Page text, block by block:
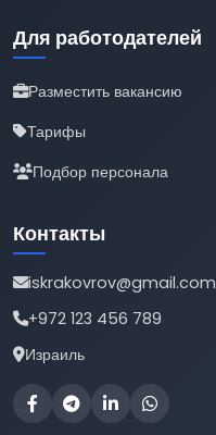
Для работодателей
Разместить вакансию
Тарифы
Подбор персонала
Контакты
iskrakovrov@gmail.com
+972 123 456 789
Израиль